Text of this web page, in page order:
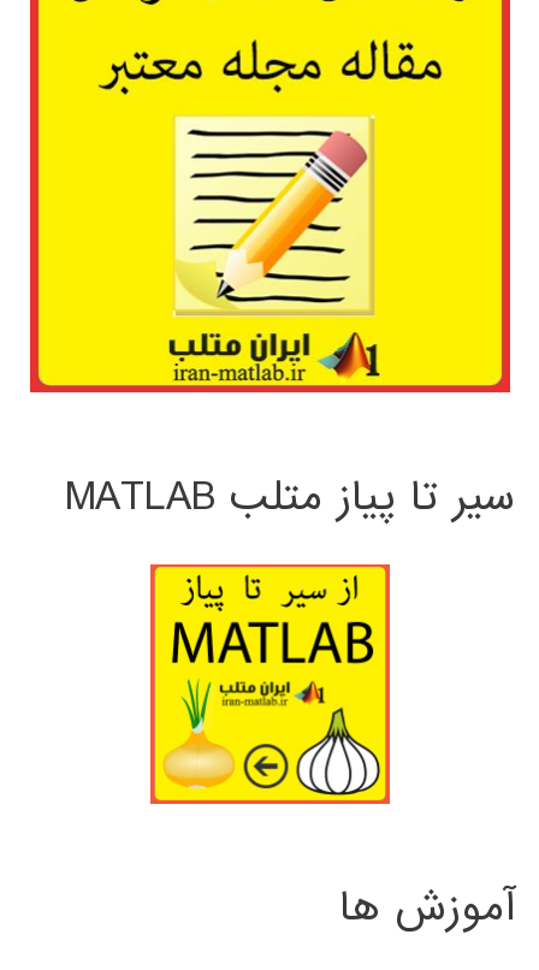
سیر تا پیاز متلب MATLAB
آموزش ها